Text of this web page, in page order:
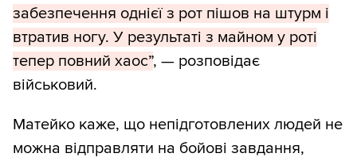
забезпечення однієї з рот пішов на штурм і
втратив ногу. У результаті з майном у роті
тепер повний хаос”, — розповідає
військовий.
Матейко каже, що непідготовлених людей не
можна відправляти на бойові завдання,